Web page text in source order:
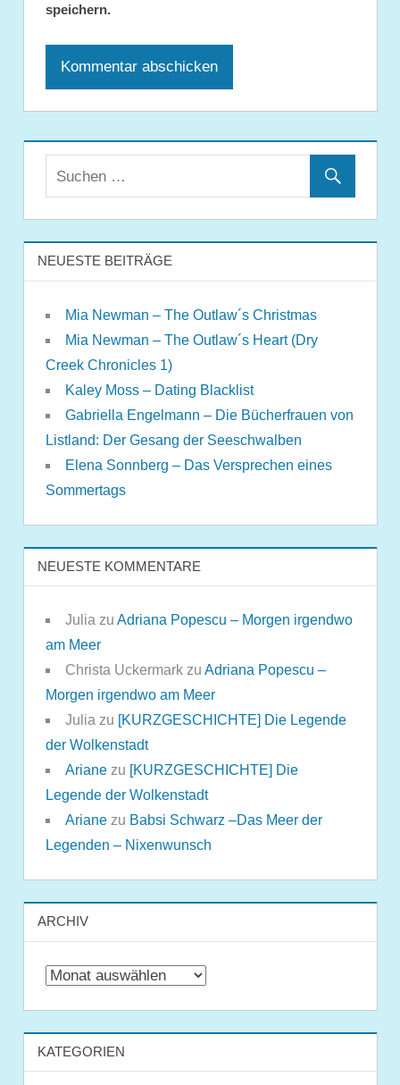
speichern.
NEUESTE BEITRÄGE
Mia Newman – The Outlaw´s Christmas
Mia Newman – The Outlaw´s Heart (Dry
Creek Chronicles 1)
Kaley Moss – Dating Blacklist
Gabriella Engelmann – Die Bücherfrauen von
Listland: Der Gesang der Seeschwalben
Elena Sonnberg – Das Versprechen eines
Sommertags
NEUESTE KOMMENTARE
Julia zu Adriana Popescu – Morgen irgendwo
am Meer
Christa Uckermarkzu Adriana Popescu –
Morgen irgendwo am Meer
Julia zu [KURZGESCHICHTE] Die Legende
der Wolkenstadt
Arianezu [KURZGESCHICHTE] Die
Legende der Wolkenstadt
Arianezu Babsi Schwarz –Das Meer der
Legenden – Nixenwunsch
ARCHIV
Archiv
KATEGORIEN